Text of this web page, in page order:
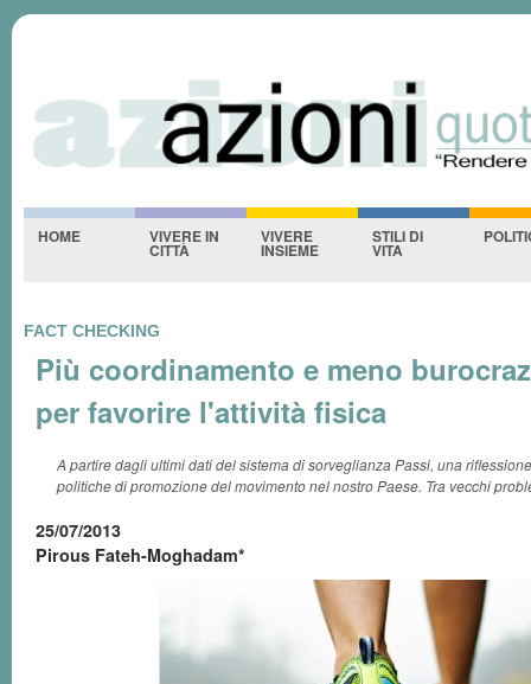
Azioniquotidiane
HOME VIVERE IN
CITTÀ
VIVERE
INSIEME
STILI DI
VITA
FACT CHECKING
Più coordinamento e meno
per favorire l'attività fisica
A partire dagli ultimi dati del sistema di sorveglianza Passi, una
politiche di promozione del movimento nel nostro Paese. Tra vecchi
25/07/2013
Pirous Fateh-Moghadam*